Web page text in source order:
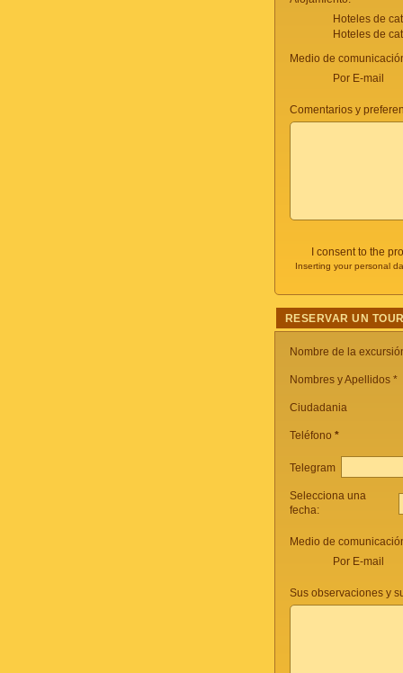
Hoteles de
Hoteles de
Medio de
Por E-mail
Comentarios y
I consent to the
Inserting your personal
RESERVAR UN
Nombre de la
Nombres y Apellidos *
Ciudadania
Teléfono *
Telegram
Selecciona una
fecha:
Medio de
Por E-mail
Sus observaciones y